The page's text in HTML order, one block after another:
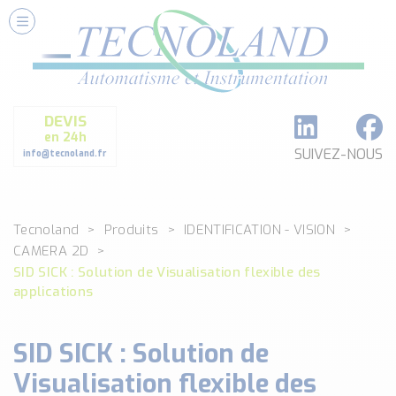
DEVIS
en 24h
info@tecnoland.fr SUIVEZ-NOUS
Nos Services
Conseils et Fourniture
Formation et Assistance
Architecture I-O Link multi fabricants
Classé par catégorie
DEBIT
DETECTION
ENREGISTREUR + ACQUISITION DE DONNEES
Voir toutes les catégories …
Tecnoland Produits
IDENTIFICATION - VISION
CAMERA 2D
SID SICK : Solution de Visualisation flexible des
applications
SID SICK : Solution de
Visualisation flexible des